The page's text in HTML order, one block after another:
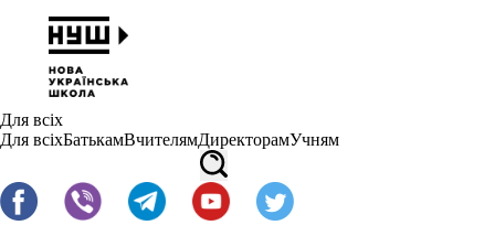
Для всіх
Для всіхБатькамВчителямДиректорамУчням